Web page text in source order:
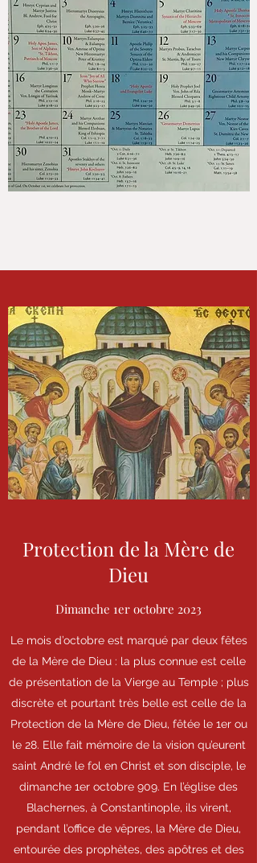
Protection de la Mère de
Dieu
Dimanche 1er octobre 2023
Le mois d’octobre est marqué par deux fêtes
de la Mère de Dieu : la plus connue est celle
de présentation de la Vierge au Temple ; plus
discrète et pourtant très belle est celle de la
Protection de la Mère de Dieu, fêtée le 1er ou
le 28. Elle fait mémoire de la vision qu’eurent
saint André le fol en Christ et son disciple, le
dimanche 1er octobre 909. En l’église des
Blachernes, à Constantinople, ils virent,
pendant l’office de vêpres, la Mère de Dieu,
entourée des prophètes, des apôtres et des